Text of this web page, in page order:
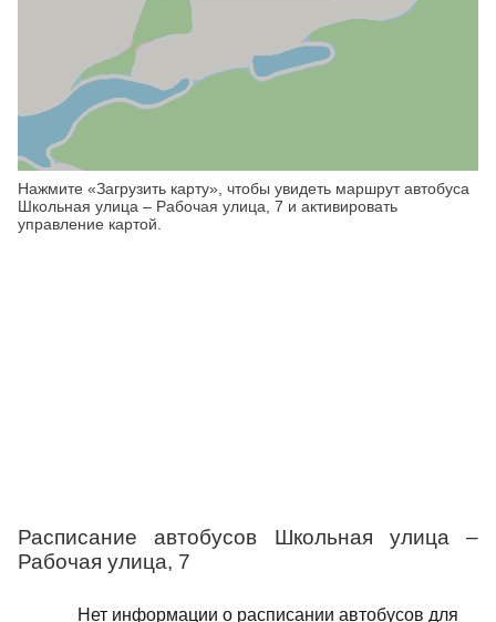
Нажмите «Загрузить карту», чтобы увидеть маршрут автобуса
Школьная улица – Рабочая улица, 7 и активировать
управление картой.
Расписание автобусов Школьная улица –
Рабочая улица, 7
Нет информации о расписании автобусов для